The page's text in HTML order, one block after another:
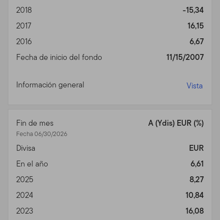
2018
-15,34
2017
16,15
2016
6,67
Fecha de inicio del fondo
11/15/2007
Información general Vista
Fin de mes
Fecha 06/30/2026
A (Ydis) EUR (%)
Divisa
EUR
En el año
6,61
2025
8,27
2024
10,84
2023
16,08
Privacidad, Transmisión de
Información Personal,
Comunicaciones No
Solicitadas y Monitoreo de
nuestros Fondos, favor ver nuestra Política de
Privacidad para un sumario de la información personal
no pública que podemos acopiar y mantener de
inversores actuales y de ex inversores; nuestra política
que tomamos para salvaguardarla.
Su uso de este
Sitio puede implicar la trasmisión de información,